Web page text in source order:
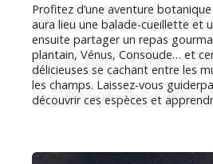
Profitez d’une aventure
aura lieu une balade-cueillette et
ensuite partager un repas
plantain, Vénus, Consoude… et
délicieuses se cachant entre les
les champs. Laissez-vous
découvrir ces espèces et